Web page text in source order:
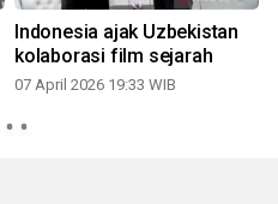
Indonesia ajak Uzbekistan
kolaborasi film sejarah
07 April 2026 19:33 WIB